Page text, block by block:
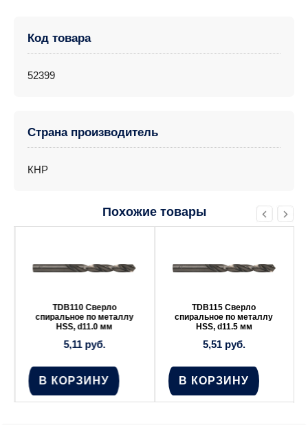
Код товара
52399
Страна производитель
КНР
Похожие товары
TDB110 Сверло
спиральное по металлу
HSS, d11.0 мм
5,11 руб.
В КОРЗИНУ
TDB115 Сверло
спиральное по металлу
HSS, d11.5 мм
5,51 руб.
В КОРЗИНУ